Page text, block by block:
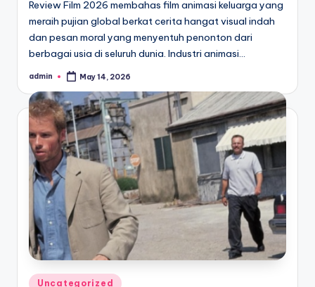
Review Film 2026 membahas film animasi keluarga yang
meraih pujian global berkat cerita hangat visual indah
dan pesan moral yang menyentuh penonton dari
berbagai usia di seluruh dunia. Industri animasi…
Posted
admin May 14, 2026
Posted
Uncategorized